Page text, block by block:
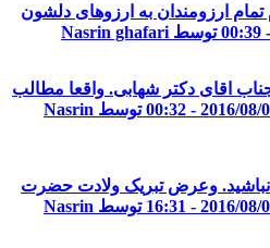
تمام ارزومندان به ارزوهای دلشون
اقای دکتر شهابی. واقعا مطالب
2016/08/05 - 00:32 توسط Nasrin
نباشید. وعرض تبریک ولادت حضرت
2016/08/04 - 16:31 توسط Nasrin